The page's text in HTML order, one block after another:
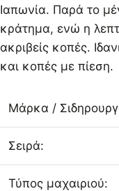
Ιαπωνία. Παρά το
κράτημα, ενώ η
ακριβείς κοπές.
και κοπές με πίεση.
Μάρκα /
Σειρά:
Τύπος μαχαιριού: